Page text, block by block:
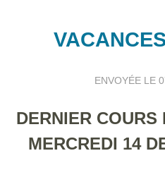
ENVOYÉE LE
DERNIER COURS
MERCREDI 14